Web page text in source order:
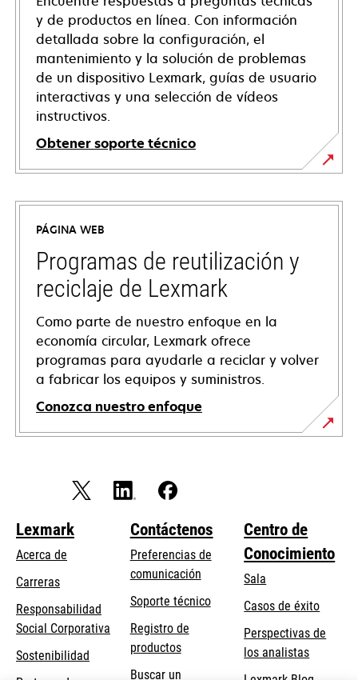
y de productos en línea. Con información
detallada sobre la configuración, el
mantenimiento y la solución de problemas
de un dispositivo Lexmark, guías de usuario
interactivas y una selección de vídeos
instructivos.
Obtener soporte técnico
se
abre
una
pestaña
nueva
PÁGINA WEB
Programas de reutilización y
reciclaje de Lexmark
Como parte de nuestro enfoque en la
economía circular, Lexmark ofrece
programas para ayudarle a reciclar y volver
a fabricar los equipos y suministros.
Conozca nuestro enfoque
Lexmark
Acerca de
Carreras
Responsabilidad
Social Corporativa
abre
Sostenibilidad
Contáctenos
Preferencias de
comunicación
Soporte técnicose
Registro de
productos
Buscar un
Centro de
Conocimiento
Sala
Casos de éxito
Perspectivas de
los analistas